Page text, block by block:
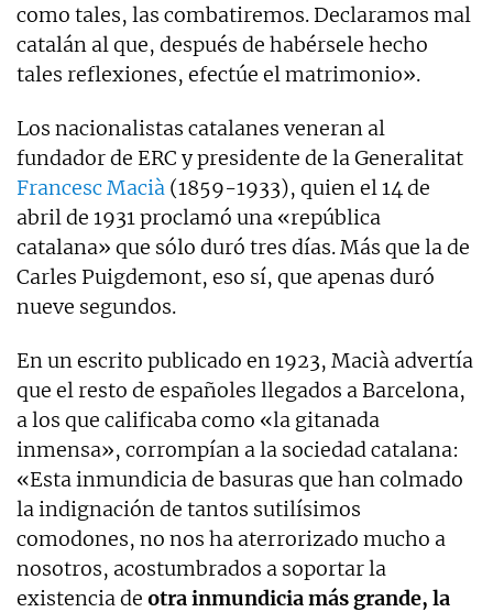
como tales, las combatiremos. Declaramos mal
catalán al que, después de habérsele hecho
tales reflexiones, efectúe el matrimonio».
Los nacionalistas catalanes veneran al
fundador de ERC y presidente de la Generalitat
Francesc Macià (1859-1933), quien el 14 de
abril de 1931 proclamó una «república
catalana» que sólo duró tres días. Más que la de
Carles Puigdemont, eso sí, que apenas duró
nueve segundos.
En un escrito publicado en 1923, Macià advertía
que el resto de españoles llegados a Barcelona,
a los que calificaba como «la gitanada
inmensa», corrompían a la sociedad catalana:
«Esta inmundicia de basuras que han colmado
la indignación de tantos sutilísimos
comodones, no nos ha aterrorizado mucho a
nosotros, acostumbrados a soportar la
existencia de otra inmundicia más grande, la